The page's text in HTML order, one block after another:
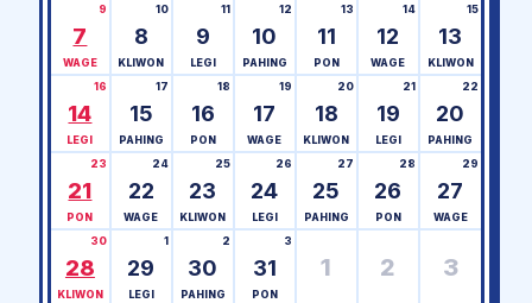
7
9
WAGE
8
10
KLIWON
9
11
LEGI
10
12
PAHING
11
13
PON
12
14
WAGE
13
15
KLIWON
14
16
LEGI
15
17
PAHING
16
18
PON
17
19
WAGE
18
20
KLIWON
19
21
LEGI
20
22
PAHING
21
23
PON
22
24
WAGE
23
25
KLIWON
24
26
LEGI
25
27
PAHING
26
28
PON
27
29
WAGE
28
30
KLIWON
29
1
LEGI
30
2
PAHING
31
3
PON
1 2 3